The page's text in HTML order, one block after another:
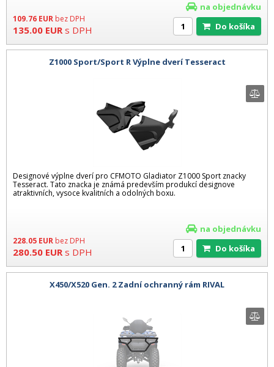
109.76 EUR bez DPH
135.00 EUR s DPH
na objednávku
Do košíka
Z1000 Sport/Sport R Výplne dverí Tesseract
Designové výplne dverí pro CFMOTO Gladiator Z1000 Sport znacky
Tesseract. Tato znacka je známá predevším produkcí designove
atraktivních, vysoce kvalitních a odolných boxu.
228.05 EUR bez DPH
280.50 EUR s DPH
na objednávku
Do košíka
X450/X520 Gen. 2 Zadní ochranný rám RIVAL